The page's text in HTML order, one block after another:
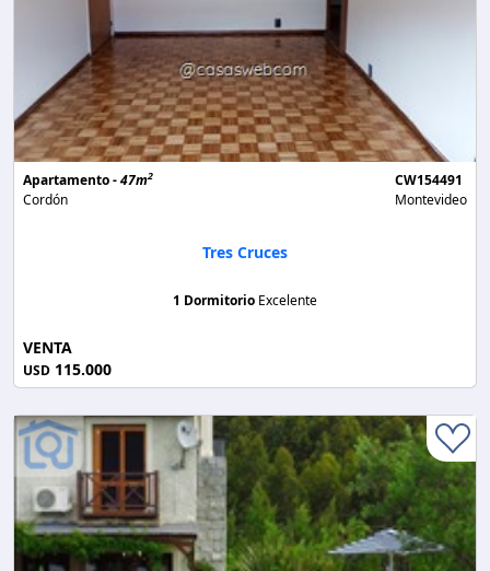
Apartamento -47m2
Cordón
CW154491
Montevideo
Tres Cruces
1 Dormitorio Excelente
VENTA
USD 115.000